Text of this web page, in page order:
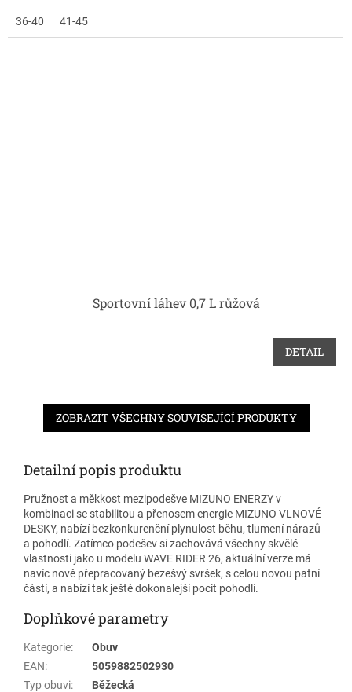
36-40 41-45
Sportovní láhev 0,7 L růžová
DETAIL
ZOBRAZIT VŠECHNY SOUVISEJÍCÍ PRODUKTY
Detailní popis produktu
Pružnost a měkkost mezipodešve MIZUNO ENERZY v
kombinaci se stabilitou a přenosem energie MIZUNO VLNOVÉ
DESKY, nabízí bezkonkurenční plynulost běhu, tlumení nárazů
a pohodlí. Zatímco podešev si zachovává všechny skvělé
vlastnosti jako u modelu WAVE RIDER 26, aktuální verze má
navíc nově přepracovaný bezešvý svršek, s celou novou patní
částí, a nabízí tak ještě dokonalejší pocit pohodlí.
Doplňkové parametry
Kategorie:
Obuv
EAN:
5059882502930
Typ obuvi:
Běžecká